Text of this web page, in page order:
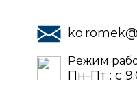
Режим
Пн-Пт : с